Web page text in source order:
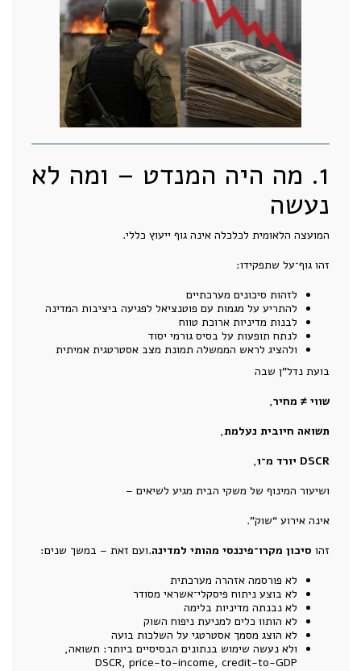
1. מה היה המנדט – ומה לא
נעשה
המועצה הלאומית לכלכלה אינה גוף ייעוץ כללי.
זהו גוף־על שתפקידו:
לזהות סיכונים מערכתיים
להתריע על מגמות עם פוטנציאל לפגיעה ביציבות המדינה
לבנות מדיניות ארוכת טווח
לנתח תופעות על בסיס גורמי יסוד
ולהציג לראש הממשלה תמונת מצב אסטרטגית אמיתית
בועת נדל"ן שבה
שווי ≠ מחיר,
תשואה חיובית נעלמת,
DSCR יורד מ־1
,
ושיעור המינוף של משקי הבית מגיע לשיאים –
אינה אירוע “שוק”.
זהו סיכון מקרו־פיננסי מהותי למדינה.ועם זאת – במשך שנים:
לא פורסמה אזהרה מערכתית
לא בוצע ניתוח פיסקלי־אשראי מסודר
לא נבנתה מדיניות בלימה
לא הותוו כלים למניעת ניפוח השוק
לא הוצג מסמך אסטרטגי על השלכות בועה
ולא נעשה שימוש בנתונים הבסיסיים ביותר: תשואה,
DSCR, price-to-income, credit-to-GDP